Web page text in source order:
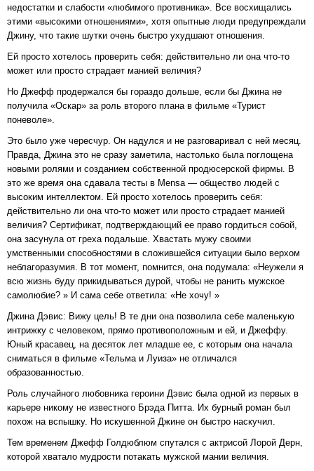
недостатки и слабости «любимого противника». Все восхищались
этими «высокими отношениями», хотя опытные люди предупреждали
Джину, что такие шутки очень быстро ухудшают отношения.
Ей просто хотелось проверить себя: действительно ли она что-то
может или просто страдает манией величия?
Но Джефф продержался бы гораздо дольше, если бы Джина не
получила «Оскар» за роль второго плана в фильме «Турист
поневоле».
Это было уже чересчур. Он надулся и не разговаривал с ней месяц.
Правда, Джина это не сразу заметила, настолько была поглощена
новыми ролями и созданием собственной продюсерской фирмы. В
это же время она сдавала тесты в Mensa — общество людей с
высоким интеллектом. Ей просто хотелось проверить себя:
действительно ли она что-то может или просто страдает манией
величия? Сертификат, подтверждающий ее право гордиться собой,
она засунула от греха подальше. Хвастать мужу своими
умственными способностями в сложившейся ситуации было верхом
неблагоразумия. В тот момент, помнится, она подумала: «Неужели я
всю жизнь буду прикидываться дурой, чтобы не ранить мужское
самолюбие? » И сама себе ответила: «Не хочу! »
Джина Дэвис: Вижу цель! В те дни она позволила себе маленькую
интрижку с человеком, прямо противоположным и ей, и Джеффу.
Юный красавец, на десяток лет младше ее, с которым она начала
сниматься в фильме «Тельма и Луиза» не отличался
образованностью.
Роль случайного любовника героини Дэвис была одной из первых в
карьере никому не известного Брэда Питта. Их бурный роман был
похож на вспышку. Но искушенной Джине он быстро наскучил.
Тем временем Джефф Голдюблюм спутался с актрисой Лорой Дерн,
которой хватало мудрости потакать мужской мании величия.